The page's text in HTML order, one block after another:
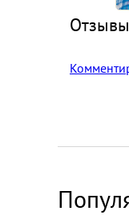
Отзывы